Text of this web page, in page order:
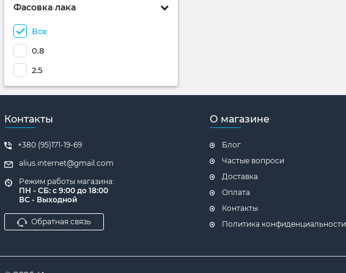
Фасовка лака
Все
0.8
2.5
Контакты
+380 (95)171-19-69
alius.internet@gmail.com
Режим работы магазина:
ПН - СБ: с 9:00 до 18:00
ВС - Выходной
Обратная связь
О магазине
Блог
Частые вопроси
Доставка
Оплата
Контакты
Политика конфиденциальности